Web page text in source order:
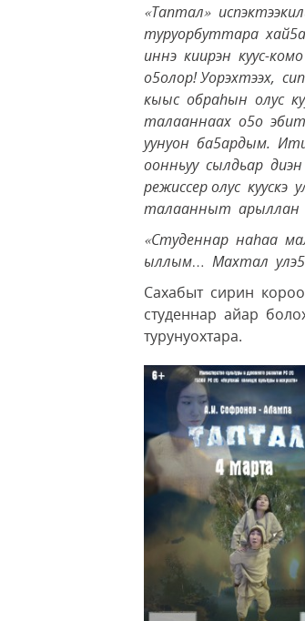
«Таптал»
туруорбуттара
иннэ киирэн куус-
о5олор! Уорэхтээх,
кыыс обраhын олус
талааннаах о5о
уунуон ба5ардым.
оонньуу сылдьар
режиссер олус
талаанныт арыллан
«Студеннар наhаа
ыллым… Махтал
Сахабыт сирин
студеннар айар
турунуохтара.